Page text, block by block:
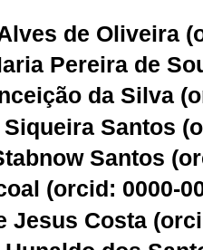
de Oliveira (
Pereira de
da Silva (
Santos (
Santos (
(orcid: 0000-
Jesus Costa (